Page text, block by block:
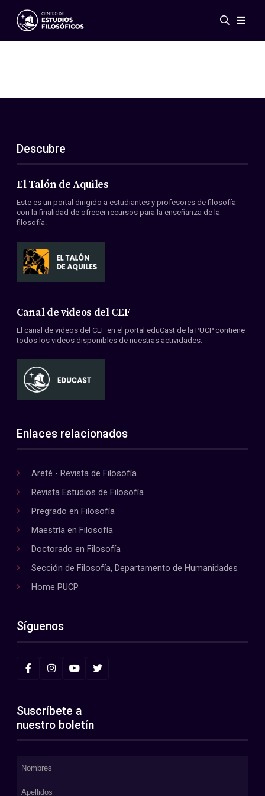
Eventos
ES
EN
Acerca de nosotros
Miembros
Convenios
Descubre
El Talón de Aquiles
Este es un portal dirigido a estudiantes y profesores de filosofía
con la finalidad de ofrecer recursos para la enseñanza de la
filosofía.
Canal de videos del CEF
El canal de videos del CEF en el portal eduCast de la PUCP contiene
todos los videos disponibles de nuestras actividades.
Enlaces relacionados
Areté - Revista de Filosofía
Revista Estudios de Filosofía
Pregrado en Filosofía
Maestría en Filosofía
Doctorado en Filosofía
Sección de Filosofía, Departamento de Humanidades
Home PUCP
Síguenos
Suscríbete a
nuestro boletín